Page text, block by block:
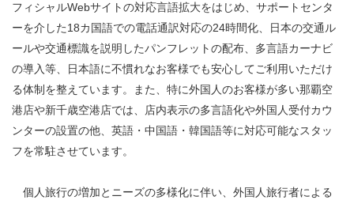
フィシャルWebサイトの対応言語拡大をはじめ、サポートセンタ
ーを介した18カ国語での電話通訳対応の24時間化、日本の交通ル
ールや交通標識を説明したパンフレットの配布、多言語カーナビ
の導入等、日本語に不慣れなお客様でも安心してご利用いただけ
る体制を整えています。また、特に外国人のお客様が多い那覇空
港店や新千歳空港店では、店内表示の多言語化や外国人受付カウ
ンターの設置の他、英語・中国語・韓国語等に対応可能なスタッ
フを常駐させています。
個人旅行の増加とニーズの多様化に伴い、外国人旅行者による